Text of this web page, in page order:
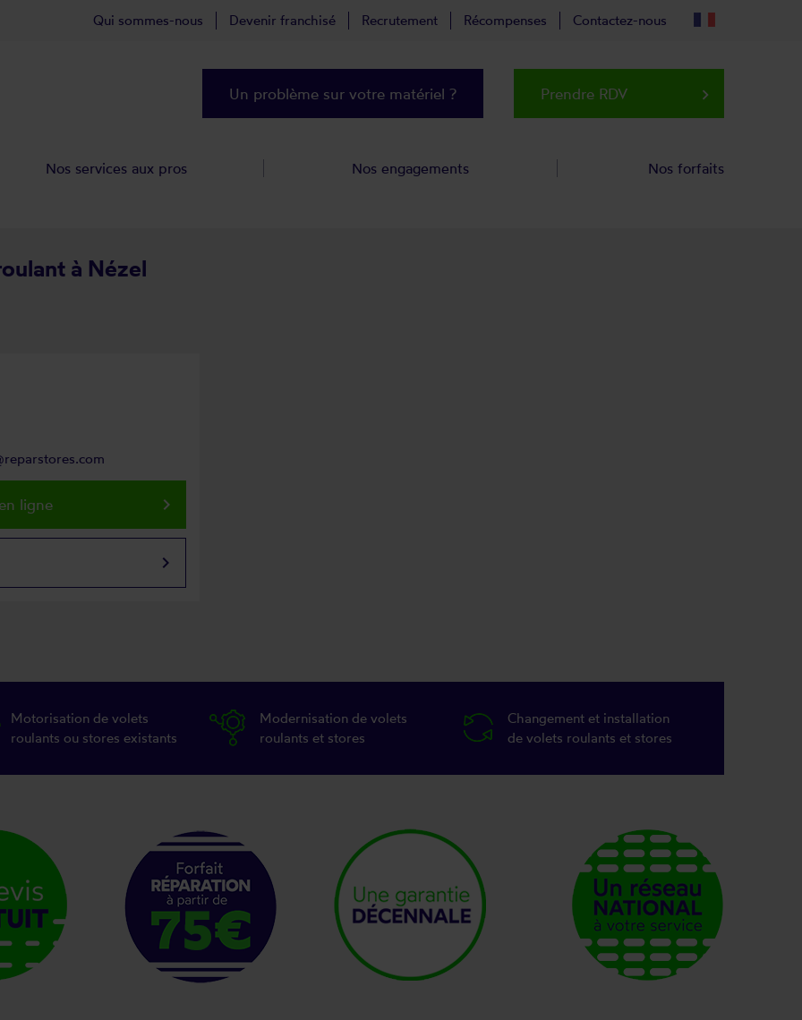
à Nézel
ligne keyboard_arrow_right
keyboard_arrow_right
Motorisation de volets
roulants ou stores existants
Modernisation de volets
roulants et stores
Changement et installation
de volets roulants et stores
Qui sommes-nous Devenir franchisé Recrutement Récompenses Contactez-nous
Un problème sur votre matériel ? Prendre RDV keyboard_arrow_right
Nos services aux pros Nos engagements Nos forfaits